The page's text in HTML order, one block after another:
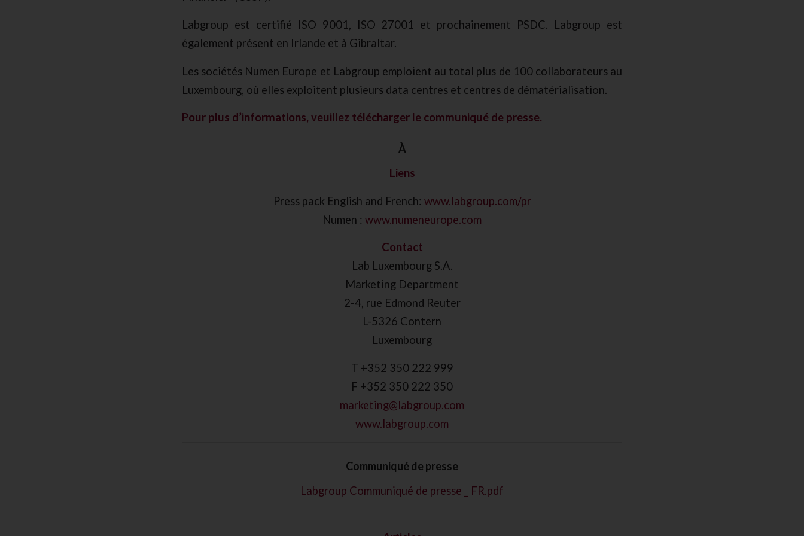
Labgroup est certifié ISO 9001, ISO 27001 et prochainement PSDC. Labgroup est
également présent en Irlande et à Gibraltar.
Les sociétés Numen Europe et Labgroup emploient au total plus de 100 collaborateurs au
Luxembourg, où elles exploitent plusieurs data centres et centres de dématérialisation.
Pour plus d’informations, veuillez télécharger le communiqué de presse.
À
Liens
Press pack English and French: www.labgroup.com/pr
Numen : www.numeneurope.com
Contact
Lab Luxembourg S.A.
Marketing Department
2-4, rue Edmond Reuter
L-5326 Contern
Luxembourg
T +352 350 222 999
F +352 350 222 350
marketing@labgroup.com
www.labgroup.com
Communiqué de presse
Labgroup Communiqué de presse _ FR.pdf